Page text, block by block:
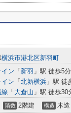
横浜市港北区新羽町
イン 「 新羽 」駅 徒歩5分
イン 「 北新横浜 」駅 徒
「 大倉山 」駅 徒歩30
階数 2階建 構造 木造